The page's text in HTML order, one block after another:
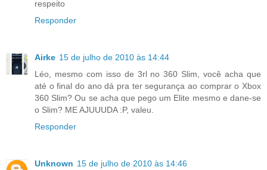
respeito
Responder
Airke 15 de julho de 2010 às 14:44
Léo, mesmo com isso de 3rl no 360 Slim, você acha que
até o final do ano dá pra ter segurança ao comprar o Xbox
360 Slim? Ou se acha que pego um Elite mesmo e dane-se
o Slim? ME AJUUUDA :P, valeu.
Responder
Unknown 15 de julho de 2010 às 14:46